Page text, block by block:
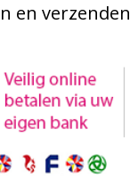
en verzenden